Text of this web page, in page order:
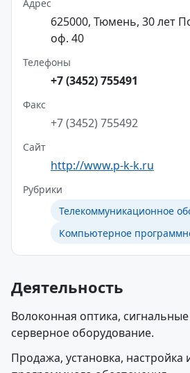
Адрес
625000, Тюмень, 30 лет
оф. 40
Телефоны
+7 (3452) 755491
Факс
+7 (3452) 755492
Сайт
http://www.p-k-k.ru
Рубрики
Телекоммуникационное
Компьютерное
Деятельность
Волоконная оптика,
серверное оборудование.
Продажа, установка,